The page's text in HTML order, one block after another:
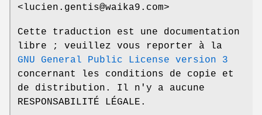
<lucien.gentis@waika9.com>
Cette traduction est une documentation
libre ; veuillez vous reporter à la
GNU General Public License version 3
concernant les conditions de copie et
de distribution. Il n'y a aucune
RESPONSABILITÉ LÉGALE.